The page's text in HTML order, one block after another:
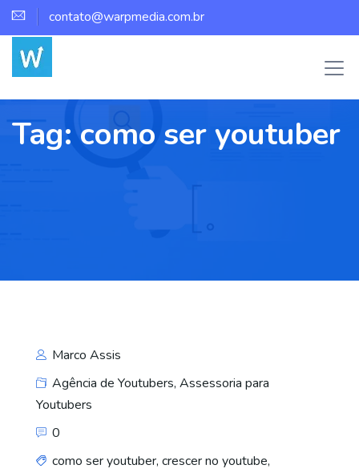
contato@warpmedia.com.br
Tag:como ser youtuber
Marco Assis
Agência de Youtubers, Assessoria para
Youtubers
0
como ser youtuber, crescer no youtube,